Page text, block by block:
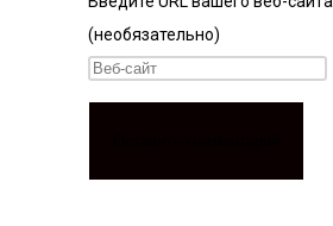
(необязательно)